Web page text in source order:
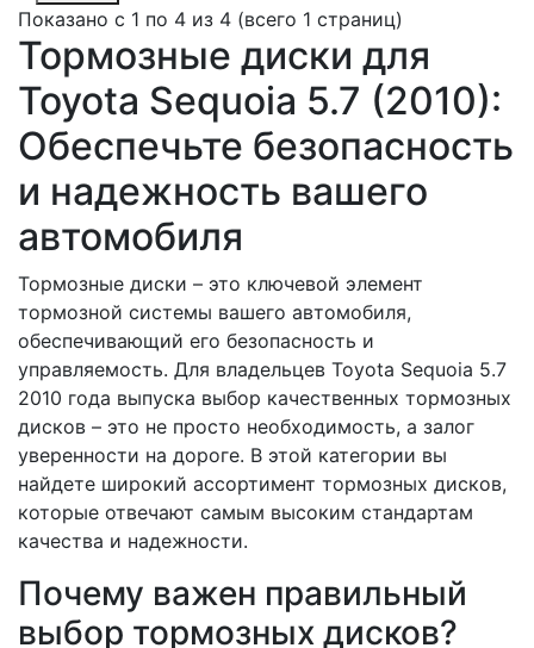
Показано с 1 по 4 из 4 (всего 1 страниц)
Тормозные диски для
Toyota Sequoia 5.7 (2010):
Обеспечьте безопасность
и надежность вашего
автомобиля
Тормозные диски – это ключевой элемент
тормозной системы вашего автомобиля,
обеспечивающий его безопасность и
управляемость. Для владельцев Toyota Sequoia 5.7
2010 года выпуска выбор качественных тормозных
дисков – это не просто необходимость, а залог
уверенности на дороге. В этой категории вы
найдете широкий ассортимент тормозных дисков,
которые отвечают самым высоким стандартам
качества и надежности.
Почему важен правильный
выбор тормозных дисков?